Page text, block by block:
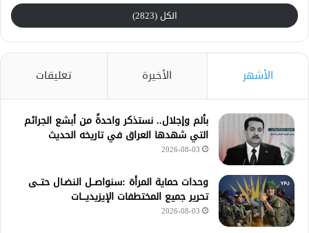
الكل (2823)
الأشهر الأخيرة تعليقات
بألم وإجلال.. نستذكر واحدةً من أبشع الجرائم
التي شهدها العراق في تاريخه الحديث
2026-08-03
وحدات حماية المرأة :سنواصــل النضـال حتــى
تحرير جميع المختطفات الإيزيديـــات
2026-08-03